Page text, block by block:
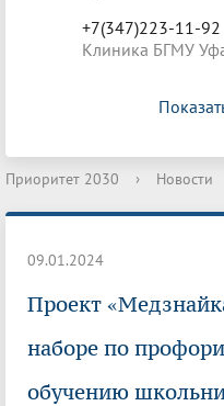
+7(347)223-11-92
Клиника БГМУ
Приоритет 2030 › Новости
09.01.2024
Проект
наборе по
обучению